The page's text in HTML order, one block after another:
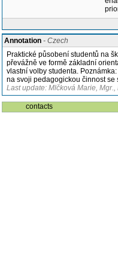
Annotation - Czech
Praktické působení studentů na
převážně ve formě základní
vlastní volby studenta.
na svoji pedagogickou činnost se
Last update: Mlčková Marie,
contacts